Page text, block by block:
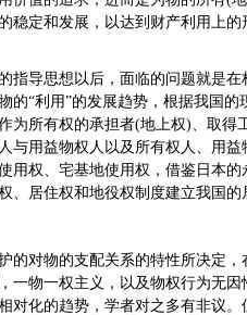
稳定和发展，以达到财产利用上
指导思想以后，面临的问题就是
的“利用”的发展趋势，根据我国
为所有权的承担者(地上权)、取
与用益物权人以及所有权人、用
用权、宅基地使用权，借鉴日本
、居住权和地役权制度建立我国
的对物的支配关系的特性所决定
一物一权主义，以及物权行为无
对化的趋势，学者对之多有非议